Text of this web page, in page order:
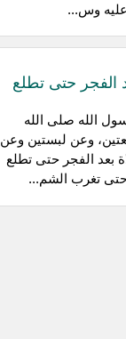
وس...
الفجر حتى تطلع
الله صلى الله
وعن لبستين وعن
بعد الفجر حتى تطلع
تغرب الشم...